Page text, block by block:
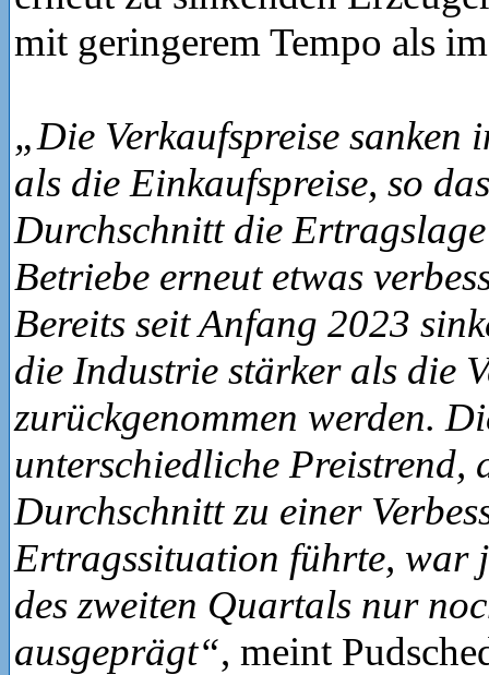
mit geringerem Tempo als
„Die Verkaufspreise sanken
als die Einkaufspreise, so
Durchschnitt die
Betriebe erneut etwas
Bereits seit Anfang 2023
die Industrie stärker als die
zurückgenommen werden.
unterschiedliche Preistrend,
Durchschnitt zu einer
Ertragssituation führte, war
des zweiten Quartals nur
ausgeprägt“, meint